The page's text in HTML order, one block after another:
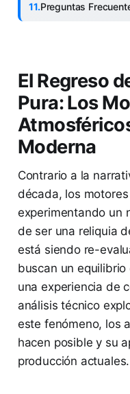
Preguntas
El Regreso
Pura: Los
Moderna
Contrario a la
década, los
experimentando un
de ser una reliquia
está siendo re-
buscan un
una experiencia de
análisis técnico
este fenómeno, los
hacen posible y su
producción actuales.